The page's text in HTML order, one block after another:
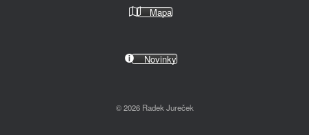
Mapa
Novinky
© 2026 Radek Jureček